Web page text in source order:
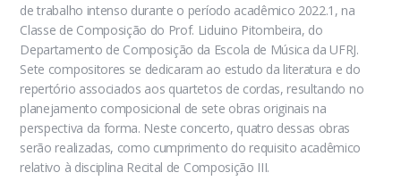
de trabalho intenso durante o período acadêmico 2022.1, na
Classe de Composição do Prof. Liduino Pitombeira, do
Departamento de Composição da Escola de Música da UFRJ.
Sete compositores se dedicaram ao estudo da literatura e do
repertório associados aos quartetos de cordas, resultando no
planejamento composicional de sete obras originais na
perspectiva da forma. Neste concerto, quatro dessas obras
serão realizadas, como cumprimento do requisito acadêmico
relativo à disciplina Recital de Composição III.